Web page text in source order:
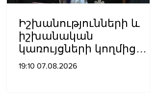
Իշխանությունների և
իշխանական
կառույցների կողմից
քայլեր են ձեռնարկվում
19:10 07.08.2026